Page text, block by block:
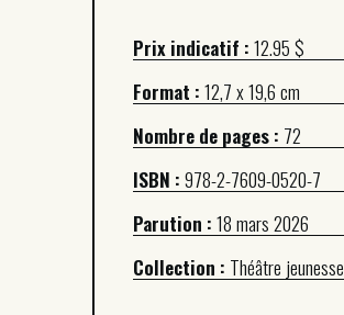
Prix indicatif :12.95 $
Format :12,7 x 19,6 cm
Nombre de pages : 72
ISBN :978-2-7609-0520-7
Parution :18 mars 2026
Collection : Théâtre jeunesse